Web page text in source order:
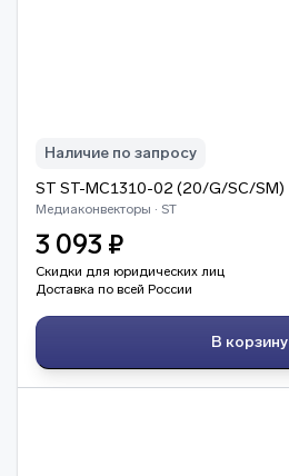
Наличие по запросу
ST ST-MC1310-02 (20/G/SC/SM)
Медиаконвекторы · ST
3 093 ₽
Скидки для юридических лиц
Доставка по всей России
В корзину